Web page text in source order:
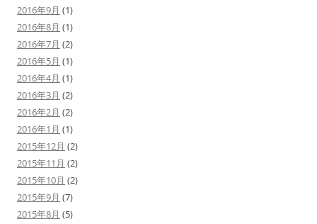
2016年9月 (1)
2016年8月 (1)
2016年7月 (2)
2016年5月 (1)
2016年4月 (1)
2016年3月 (2)
2016年2月 (2)
2016年1月 (1)
2015年12月 (2)
2015年11月 (2)
2015年10月 (2)
2015年9月 (7)
2015年8月 (5)